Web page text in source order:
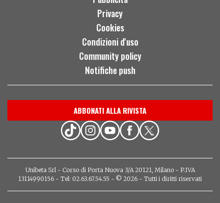
Privacy
Cookies
Condizioni d'uso
Community policy
Notifiche push
ABBONATI ALLA RIVISTA
Unibeta Srl - Corso di Porta Nuova 3/A 20121, Milano - P.IVA
13114990156 - Tel: 02.63.67.54.55 - © 2026 - Tutti i diritti riservati